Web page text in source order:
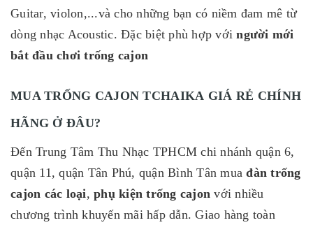
Guitar, violon,...và cho những bạn có niềm đam mê từ
dòng nhạc Acoustic. Đặc biệt phù hợp vớingười mới
bắt đầu chơi trống cajon
MUA TRỐNG CAJON TCHAIKA GIÁ RẺ CHÍNH
HÃNG Ở ĐÂU?
Đến Trung Tâm Thu Nhạc TPHCM chi nhánh quận 6,
quận 11, quận Tân Phú, quận Bình Tân muađàn trống
cajon các loại, phụ kiện trống cajon với nhiều
chương trình khuyến mãi hấp dẫn. Giao hàng toàn